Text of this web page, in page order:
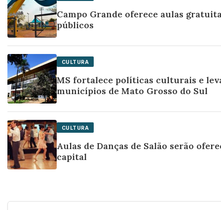
Campo Grande oferece aulas
públicos
CULTURA
MS fortalece políticas culturais e
municípios de Mato Grosso do Sul
CULTURA
Aulas de Danças de Salão serão
capital